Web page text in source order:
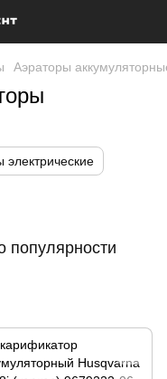
Аэраторы
электрические
популярности